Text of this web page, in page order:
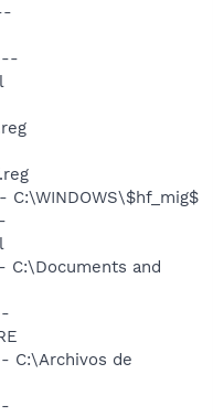
and
C:\Archivos de